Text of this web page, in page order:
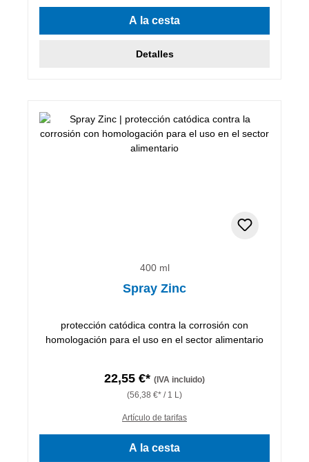
A la cesta
Detalles
400 ml
Spray Zinc
protección catódica contra la corrosión con
homologación para el uso en el sector alimentario
22,55 €* (IVA incluido)
(56,38 €* / 1 L)
Artículo de tarifas
A la cesta